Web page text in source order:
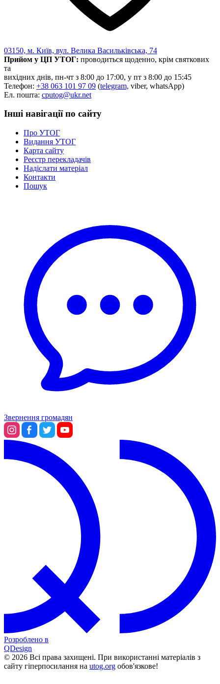
03150, м. Київ, вул. Велика Васильківська, 74
Прийом у ЦП УТОГ: проводиться щоденно, крім святкових
та
вихідних днів, пн-чт з 8:00 до 17:00, у пт з 8:00 до 15:45
Телефон: +38 063 101 97 09 (telegram, viber, whatsApp)
Ел. пошта: cputog@ukr.net
Інші навігації по сайту
Про УТОГ
Видання УТОГ
Карта сайту
Реєстр перекладачів
Надіслати матеріал
Контакти
Пошук
Звернення громадян
Розроблено в
QDesign
© 2026 Всі права захищені. При використанні матеріалів з
сайту гіперпосилання на utog.org обов'язкове!